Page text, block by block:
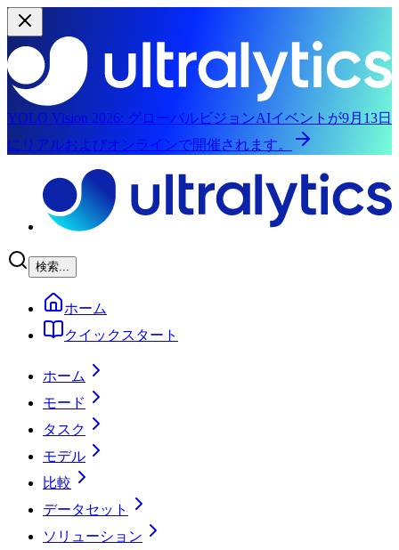
YOLO Vision 2026: グローバルビジョンAIイベントが9月13日
にリアルおよびオンラインで開催されます。
検索...
ホーム
クイックスタート
ホーム
モード
タスク
モデル
比較
データセット
ソリューション